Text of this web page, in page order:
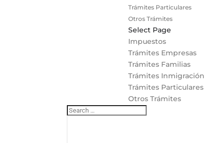
Trámites Particulares
Otros Trámites
Select Page
Impuestos
Trámites Empresas
Trámites Familias
Trámites Inmigración
Trámites Particulares
Otros Trámites